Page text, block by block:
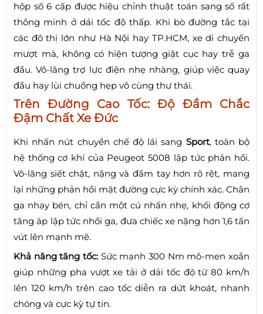
hộp số 6 cấp được hiệu chỉnh thuật toán sang số rất
thông minh ở dải tốc độ thấp. Khi bò đường tắc tại
các đô thị lớn như Hà Nội hay TP.HCM, xe di chuyển
mượt mà, không có hiện tượng giật cục hay trễ ga
đầu. Vô-lăng trợ lực điện nhẹ nhàng, giúp việc quay
đầu hay lùi chuồng hẹp vô cùng thư thái.
Trên Đường Cao Tốc: Độ Đầm Chắc
Đậm Chất Xe Đức
Khi nhấn nút chuyển chế độ lái sang Sport, toàn bộ
hệ thống cơ khí của Peugeot 5008 lập tức phản hồi.
Vô-lăng siết chặt, nặng và đầm tay hơn rõ rệt, mang
lại những phản hồi mặt đường cực kỳ chính xác. Chân
ga nhạy bén, chỉ cần một cú nhấn nhẹ, khối động cơ
tăng áp lập tức nhồi ga, đưa chiếc xe nặng hơn 1,6 tấn
vút lên mạnh mẽ.
Khả năng tăng tốc: Sức mạnh 300 Nm mô-men xoắn
giúp những pha vượt xe tải ở dải tốc độ từ 80 km/h
lên 120 km/h trên cao tốc diễn ra dứt khoát, nhanh
chóng và cực kỳ tự tin.